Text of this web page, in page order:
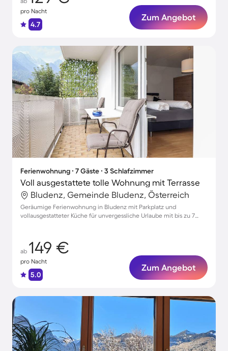
pro Nacht
4.7
Zum Angebot
Ferienwohnung ∙ 7 Gäste ∙ 3 Schlafzimmer
Voll ausgestattete tolle Wohnung mit Terrasse
Bludenz, Gemeinde Bludenz, Österreich
Geräumige Ferienwohnung in Bludenz mit Parkplatz und
vollausgestatteter Küche für unvergessliche Urlaube mit bis zu 7
ab 149 €
pro Nacht
5.0
Zum Angebot